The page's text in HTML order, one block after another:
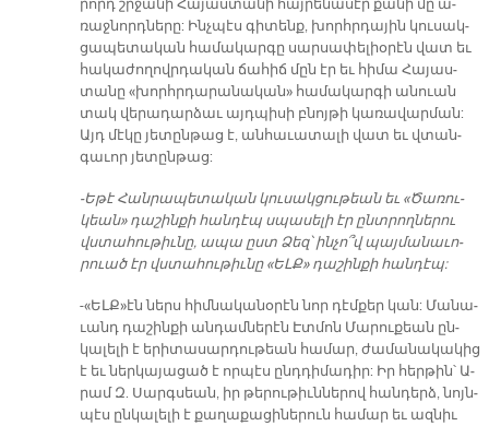
րորդ շրջա­նի Հա­յաս­տա­նի հայ­րե­նա­սէր քա­նի մը ա­
ռաջ­նորդ­նե­րը: Ինչ­պէս գի­տենք, խորհր­դա­յին կու­սակ­
ցա­պե­տա­կան հա­մա­կար­գը սար­սա­փե­լիօ­րէն վատ եւ
հա­կա­ժո­ղովր­դա­կան ճա­հիճ մըն էր եւ հի­մա Հա­յաս­
տա­նը «խորհր­դա­րա­նա­կա­ն» հա­մա­կար­գի ա­նուան
տակ վե­րա­դար­ձաւ այդ­պի­սի բնոյ­թի կա­ռա­վար­ման:
Այդ մէ­կը յե­տըն­թաց է, ան­հա­ւա­տա­լի վատ եւ վտան­
գա­ւոր յե­տըն­թաց:
-Ե­թէ Հան­րա­պե­տա­կան կու­սակ­ցու­թեան եւ «Ծա­ռու­
կեան» դա­շին­քի հան­դէպ սպա­սե­լի էր ընտ­րող­նե­րու
վստահու­թիւ­նը, ա­պա ըստ Ձեզ՝ ին­չո՞վ պայ­մա­նա­ւո­
րուած էր վստա­հու­թիւ­նը «ԵԼ­Ք» դա­շին­քի հան­դէպ:
-«ԵԼՔ»էն ներս հիմ­նա­կա­նօ­րէն նոր դէմ­քեր կան: Մա­նա­
ւանդ դա­շին­քի ան­դամ­նե­րէն Էտ­մոն Մա­րու­քեան ըն­
կա­լե­լի է ե­րի­տա­սար­դու­թեան հա­մար, ժա­մա­նա­կա­կից
է եւ ներ­կա­յա­ցած է որ­պէս ընդ­դի­մա­դիր: Իր հեր­թին՝ Ա­
րամ Զ. Սարգ­սեա­ն, իր թե­րու­թիւն­նե­րով հան­դերձ, նոյն­
պէս ըն­կա­լե­լի է քա­ղա­քա­ցի­նե­րուն հա­մար եւ ազ­նիւ